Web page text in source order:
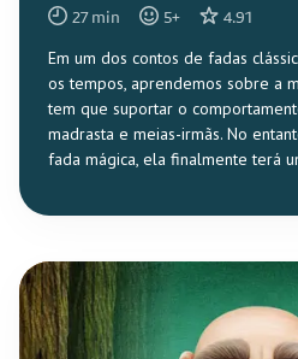
27min 5+ 4.91
Em um dos contos de fadas
os tempos, aprendemos sobre a
tem que suportar o
madrasta e meias-irmãs. No
fada mágica, ela finalmente terá